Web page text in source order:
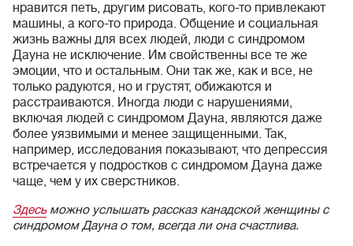
нравится петь, другим рисовать, кого-то привлекают
машины, а кого-то природа. Общение и социальная
жизнь важны для всех людей, люди с синдромом
Дауна не исключение. Им свойственны все те же
эмоции, что и остальным. Они так же, как и все, не
только радуются, но и грустят, обижаются и
расстраиваются. Иногда люди с нарушениями,
включая людей с синдромом Дауна, являются даже
более уязвимыми и менее защищенными. Так,
например, исследования показывают, что депрессия
встречается у подростков с синдромом Дауна даже
чаще, чем у их сверстников.
Здесьможно услышать рассказ канадской женщины с
синдромом Дауна о том, всегда ли она счастлива.